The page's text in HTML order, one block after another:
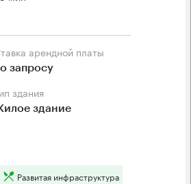
Ставка арендной платы
запросу
здания
здание
Развитая инфраструктура